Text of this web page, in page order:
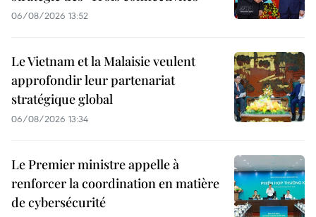
06/08/2026 13:52
Le Vietnam et la Malaisie veulent
approfondir leur partenariat
stratégique global
06/08/2026 13:34
Le Premier ministre appelle à
renforcer la coordination en matière
de cybersécurité